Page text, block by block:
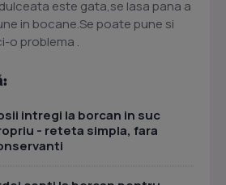
este gata,se lasa pana a
in bocane.Se poate pune si
o problema .
intregi la borcan in suc
- reteta simpla, fara